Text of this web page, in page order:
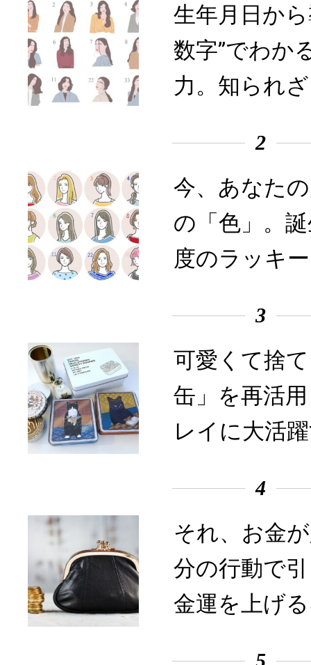
生年月日か
数字”でわか
力。知られ
2
今、あなた
の「色」。
度のラッキ
3
可愛くて捨
缶」を再活
レイに大活
4
それ、お金
分の行動で
金運を上げ